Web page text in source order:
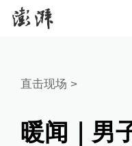
直击现场 >
暖闻｜男